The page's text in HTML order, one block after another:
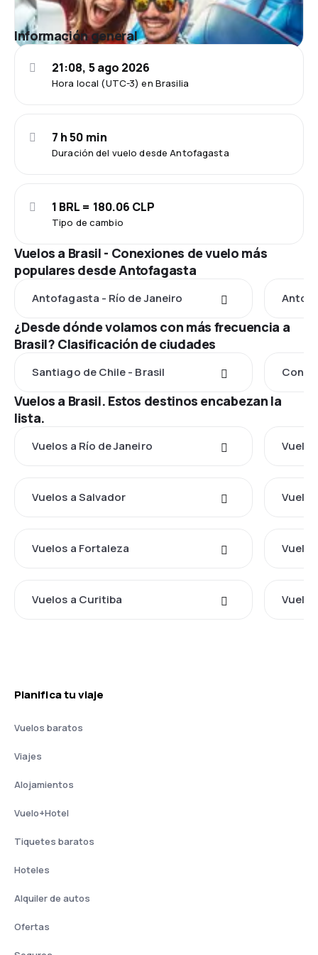
Información general
Hora local (UTC-3) en Brasilia
21:08, 5 ago 2026
Duración del vuelo desde Antofagasta
7 h 50 min
Tipo de cambio
1 BRL = 180.06 CLP
Vuelos a Brasil - Conexiones de vuelo más
populares desde Antofagasta
Antofagasta - Río de Janeiro
¿Desde dónde volamos con más frecuencia a
Brasil? Clasificación de ciudades
Santiago de Chile - Brasil
Vuelos a Brasil. Estos destinos encabezan la
lista.
Vuelos a Río de Janeiro
Vuelos a Salvador
Vuelos a Fortaleza
Vuelos a Curitiba
Planifica tu viaje
Vuelos baratos
Viajes
Alojamientos
Vuelo+Hotel
Tiquetes baratos
Hoteles
Alquiler de autos
Ofertas